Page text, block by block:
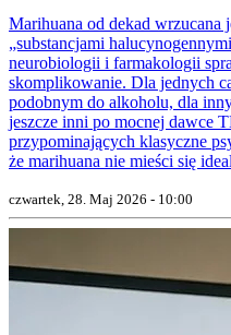
Marihuana od dekad wrzucana
„substancjami
neurobiologii i farmakologii
skomplikowanie. Dla jednych
podobnym do alkoholu, dla
jeszcze inni po mocnej dawce
przypominających klasyczne
że marihuana nie mieści się
czwartek, 28. Maj 2026 - 10:00